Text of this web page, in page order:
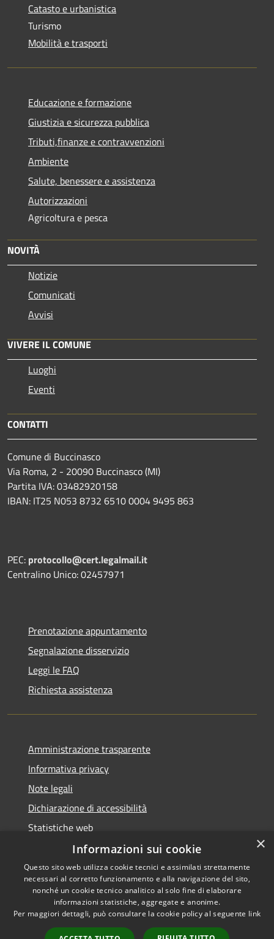
Catasto e urbanistica
Turismo
Mobilità e trasporti
Educazione e formazione
Giustizia e sicurezza pubblica
Tributi,finanze e contravvenzioni
Ambiente
Salute, benessere e assistenza
Autorizzazioni
Agricoltura e pesca
NOVITÀ
Notizie
Comunicati
Avvisi
VIVERE IL COMUNE
Luoghi
Eventi
CONTATTI
Comune di Buccinasco
Via Roma, 2 - 20090 Buccinasco (MI)
Partita IVA: 03482920158
IBAN: IT25 N053 8732 6510 0004 9495 863
PEC: protocollo@cert.legalmail.it
Centralino Unico: 02457971
Prenotazione appuntamento
Segnalazione disservizio
Leggi le FAQ
Richiesta assistenza
Amministrazione trasparente
Informativa privacy
Note legali
Dichiarazione di accessibilità
Statistiche web
Accessibilità
Privacy
Copyright © 2026 • Comune di
Buccinasco • Powered by
Municipium•Accesso
redazione
×
Informazioni sui cookie
Questo sito web utilizza cookie tecnici e assimilati strettamente
necessari al corretto funzionamento e alla navigazione del sito,
nonché un cookie tecnico analitico al solo fine di elaborare
informazioni statistiche, aggregate e anonime.
Per maggiori dettagli, può consultare la cookie policy al seguente link